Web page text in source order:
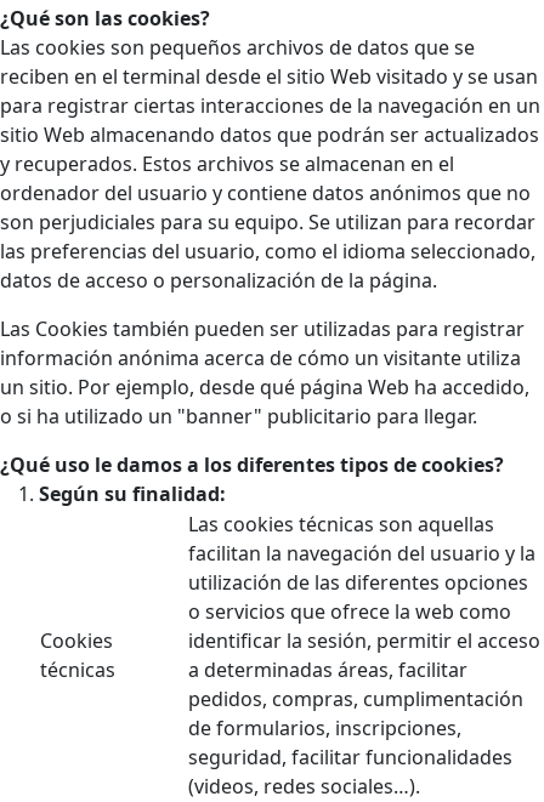
¿Qué son las cookies?
Las cookies son pequeños archivos de datos que se
reciben en el terminal desde el sitio Web visitado y se usan
para registrar ciertas interacciones de la navegación en un
sitio Web almacenando datos que podrán ser actualizados
y recuperados. Estos archivos se almacenan en el
ordenador del usuario y contiene datos anónimos que no
son perjudiciales para su equipo. Se utilizan para recordar
las preferencias del usuario, como el idioma seleccionado,
datos de acceso o personalización de la página.
Las Cookies también pueden ser utilizadas para registrar
información anónima acerca de cómo un visitante utiliza
un sitio. Por ejemplo, desde qué página Web ha accedido,
o si ha utilizado un "banner" publicitario para llegar.
¿Qué uso le damos a los diferentes tipos de cookies?
Según su finalidad:
Cookies
técnicas
Las cookies técnicas son aquellas
facilitan la navegación del usuario y la
utilización de las diferentes opciones
o servicios que ofrece la web como
identificar la sesión, permitir el acceso
a determinadas áreas, facilitar
pedidos, compras, cumplimentación
de formularios, inscripciones,
seguridad, facilitar funcionalidades
(videos, redes sociales…).